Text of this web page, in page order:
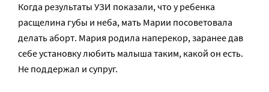
Когда результаты УЗИ показали, что у ребенка
расщелина губы и неба, мать Марии посоветовала
делать аборт. Мария родила наперекор, заранее дав
себе установку любить малыша таким, какой он есть.
Не поддержал и супруг.